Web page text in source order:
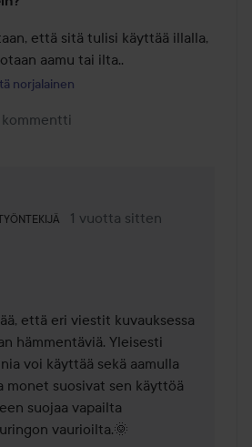
että sitä tulisi käyttää illalla,
aamu tai ilta..
norjalainen
kommentti
rooli: Entinen työntekijä.
1 vuotta sitten
Kommentti lisättiin 1 vuotta
että eri viestit kuvauksessa
hämmentäviä. Yleisesti
voi käyttää sekä aamulla
monet suosivat sen käyttöä
suojaa vapailta
vaurioilta.🌞